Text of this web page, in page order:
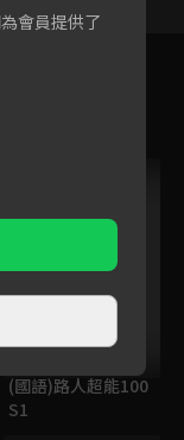
(國語)路人超能100
S1
會員提供了